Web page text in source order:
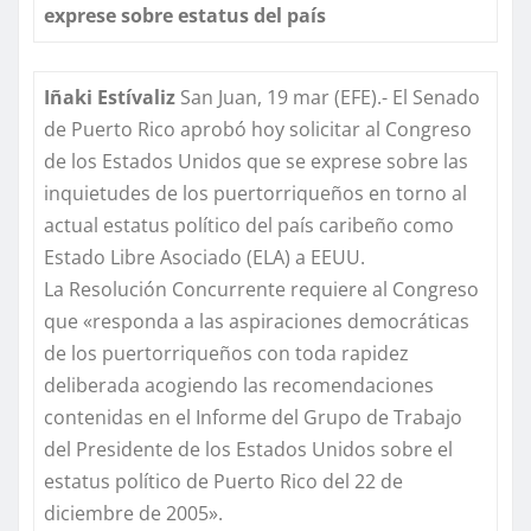
exprese sobre estatus del país
Iñaki Estívaliz San Juan, 19 mar (EFE).- El Senado
de Puerto Rico aprobó hoy solicitar al Congreso
de los Estados Unidos que se exprese sobre las
inquietudes de los puertorriqueños en torno al
actual estatus político del país caribeño como
Estado Libre Asociado (ELA) a EEUU.
La Resolución Concurrente requiere al Congreso
que «responda a las aspiraciones democráticas
de los puertorriqueños con toda rapidez
deliberada acogiendo las recomendaciones
contenidas en el Informe del Grupo de Trabajo
del Presidente de los Estados Unidos sobre el
estatus político de Puerto Rico del 22 de
diciembre de 2005».